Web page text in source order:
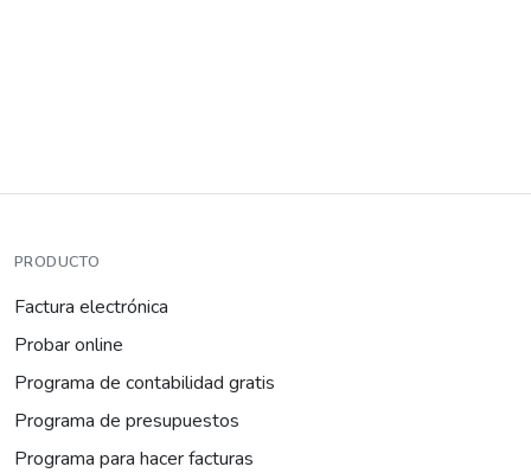
PRODUCTO
Factura electrónica
Probar online
Programa de contabilidad gratis
Programa de presupuestos
Programa para hacer facturas